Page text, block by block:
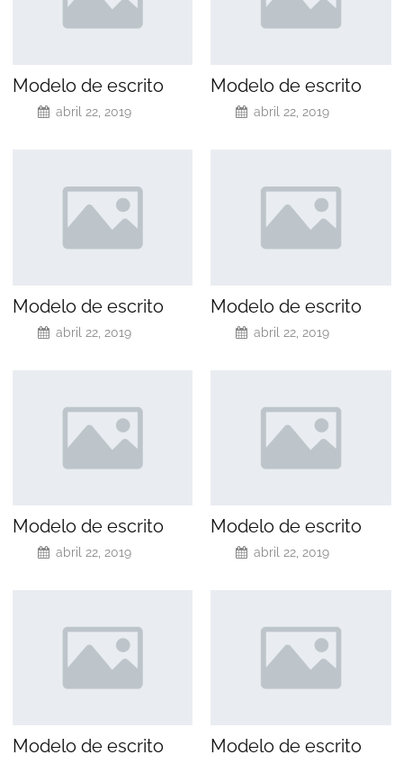
Modelo de escrito
abril 22, 2019
Modelo de escrito
abril 22, 2019
Modelo de escrito
abril 22, 2019
Modelo de escrito
abril 22, 2019
Modelo de escrito
abril 22, 2019
Modelo de escrito
abril 22, 2019
Modelo de escrito Modelo de escrito